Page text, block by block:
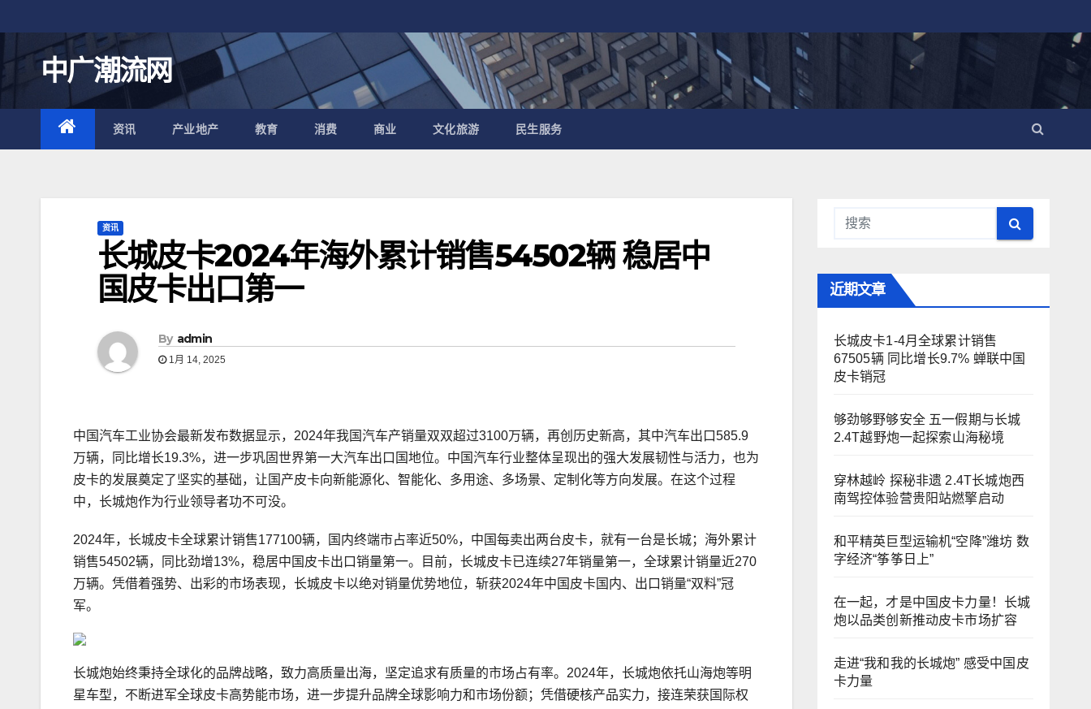
至
内
容
中广潮流网
资讯 产业地产 教育 消费 商业 文化旅游 民生服务
资讯
长城皮卡2024年海外累计销售54502辆 稳居中
国皮卡出口第一
By admin
1月 14, 2025
中国汽车工业协会最新发布数据显示，2024年我国汽车产销量双双超过3100万辆，再创历史新高，其中汽车出口585.9
万辆，同比增长19.3%，进一步巩固世界第一大汽车出口国地位。中国汽车行业整体呈现出的强大发展韧性与活力，也为
皮卡的发展奠定了坚实的基础，让国产皮卡向新能源化、智能化、多用途、多场景、定制化等方向发展。在这个过程
中，长城炮作为行业领导者功不可没。
2024年，长城皮卡全球累计销售177100辆，国内终端市占率近50%，中国每卖出两台皮卡，就有一台是长城；海外累计
销售54502辆，同比劲增13%，稳居中国皮卡出口销量第一。目前，长城皮卡已连续27年销量第一，全球累计销量近270
万辆。凭借着强势、出彩的市场表现，长城皮卡以绝对销量优势地位，斩获2024年中国皮卡国内、出口销量“双料”冠
军。
长城炮始终秉持全球化的品牌战略，致力高质量出海，坚定追求有质量的市场占有率。2024年，长城炮依托山海炮等明
星车型，不断进军全球皮卡高势能市场，进一步提升品牌全球影响力和市场份额；凭借硬核产品实力，接连荣获国际权
近期文章
长城皮卡1-4月全球累计销售
67505辆 同比增长9.7% 蝉联中国
皮卡销冠
够劲够野够安全 五一假期与长城
2.4T越野炮一起探索山海秘境
穿林越岭 探秘非遗 2.4T长城炮西
南驾控体验营贵阳站燃擎启动
和平精英巨型运输机“空降”潍坊 数
字经济“筝筝日上”
在一起，才是中国皮卡力量！长城
炮以品类创新推动皮卡市场扩容
走进“我和我的长城炮” 感受中国皮
卡力量